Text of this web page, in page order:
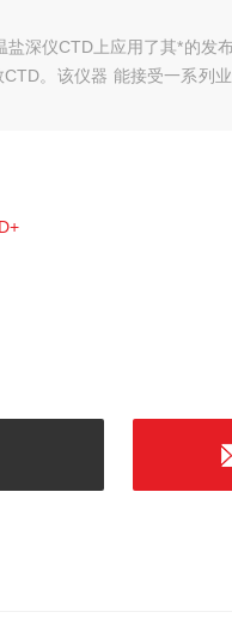
深仪CTD上应用了其*的发
。该仪器 能接受一系列